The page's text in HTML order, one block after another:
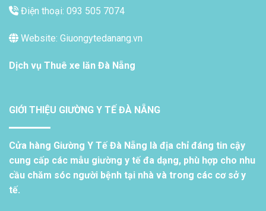
Điện thoại: 093 505 7074
Website: Giuongytedanang.vn
Dịch vụ Thuê xe lăn Đà Nẵng
GIỚI THIỆU GIƯỜNG Y TẾ ĐÀ NẴNG
Cửa hàng Giường Y Tế Đà Nẵng là địa chỉ đáng tin cậy
cung cấp các mẫu giường y tế đa dạng, phù hợp cho nhu
cầu chăm sóc người bệnh tại nhà và trong các cơ sở y
tế.